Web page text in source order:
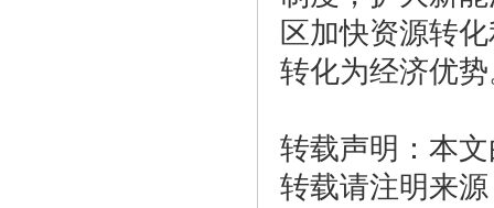
区加快资源转
转化为经济优
转载声明：本
转载请注明来